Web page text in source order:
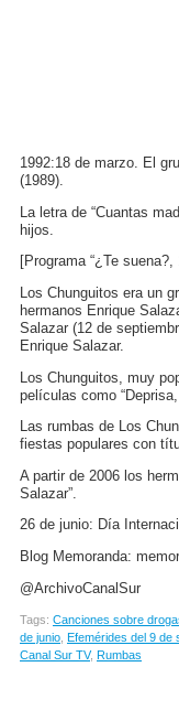
1992:18 de marzo. El
(1989).
La letra de “Cuantas
hijos.
[Programa “¿Te
Los Chunguitos era un
hermanos Enrique
Salazar (12 de
Enrique Salazar.
Los Chunguitos, muy
películas como “Deprisa,
Las rumbas de Los
fiestas populares con
A partir de 2006 los
Salazar”.
26 de junio: Día
Blog Memoranda:
@ArchivoCanalSur
Tags: Canciones sobre
de junio Efemérides del 9 de
Canal Sur TV, Rumbas